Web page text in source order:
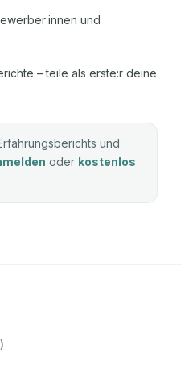
und
– teile als erste:r deine
und
oder kostenlos
)